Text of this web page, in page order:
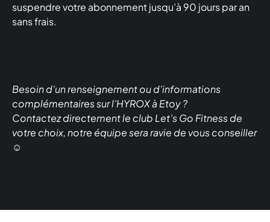
suspendre votre abonnement jusqu’à 90 jours par an
sans frais.
Besoin d’un renseignement ou d’informations
complémentaires sur l’HYROX à Etoy ?
Contactez directement le club Let’s Go Fitness de
votre choix, notre équipe sera ravie de vous conseiller
☺️